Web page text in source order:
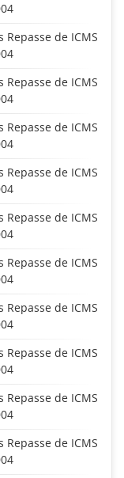
de ICMS
de ICMS
de ICMS
de ICMS
de ICMS
de ICMS
de ICMS
de ICMS
de ICMS
de ICMS